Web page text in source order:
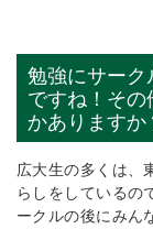
勉強にサーク
ですね！そ
かありますか
広大生の多くは、
らしをしているの
ークルの後にみん